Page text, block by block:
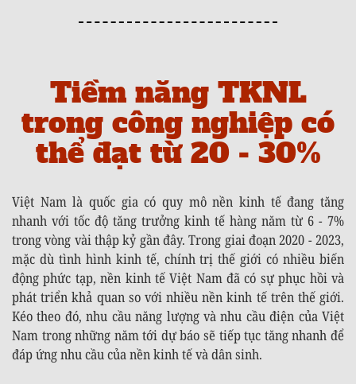
Tiềm năng TKNL
trong công nghiệp có
thể đạt từ 20 - 30%
Việt Nam là quốc gia có quy mô nền kinh tế đang tăng
nhanh với tốc độ tăng trưởng kinh tế hàng năm từ 6 - 7%
trong vòng vài thập kỷ gần đây. Trong giai đoạn 2020 - 2023,
mặc dù tình hình kinh tế, chính trị thế giới có nhiều biến
động phức tạp, nền kinh tế Việt Nam đã có sự phục hồi và
phát triển khả quan so với nhiều nền kinh tế trên thế giới.
Kéo theo đó, nhu cầu năng lượng và nhu cầu điện của Việt
Nam trong những năm tới dự báo sẽ tiếp tục tăng nhanh để
đáp ứng nhu cầu của nền kinh tế và dân sinh.